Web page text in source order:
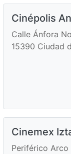
Cinépolis
Calle Ánfora
15390 Ciudad
Cinemex
Periférico Arco